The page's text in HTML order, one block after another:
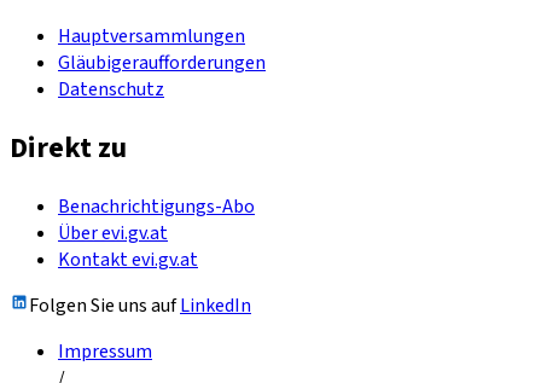
Hauptversammlungen
Gläubigeraufforderungen
Datenschutz
Direkt zu
Benachrichtigungs-Abo
Über evi.gv.at
Kontakt evi.gv.at
Folgen Sie uns aufLinkedIn
Impressum